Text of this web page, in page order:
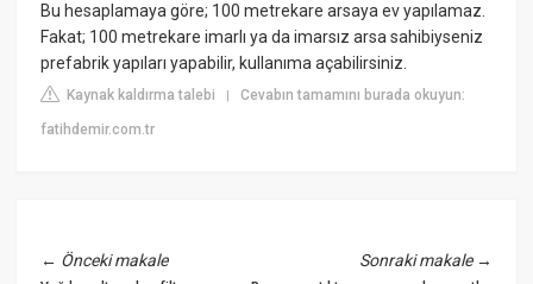
Bu hesaplamaya göre; 100 metrekare arsaya ev yapılamaz.
Fakat; 100 metrekare imarlı ya da imarsız arsa sahibiyseniz
prefabrik yapıları yapabilir, kullanıma açabilirsiniz.
Kaynak kaldırma talebi |Cevabın tamamını burada okuyun:
fatihdemir.com.tr
← Önceki makale Sonraki makale→